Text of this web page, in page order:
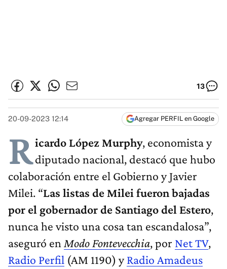
13
20-09-2023 12:14 Agregar PERFIL en Google
Ricardo López Murphy, economista y
diputado nacional, destacó que hubo
colaboración entre el Gobierno y Javier
Milei. “Las listas de Milei fueron bajadas
por el gobernador de Santiago del Estero,
nunca he visto una cosa tan escandalosa”,
aseguró en Modo Fontevecchia, por Net TV,
Radio Perfil (AM 1190) yRadio Amadeus